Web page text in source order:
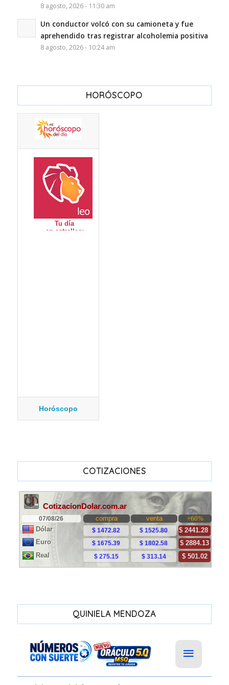
8 agosto, 2026 - 11:30 am
Un conductor volcó con su camioneta y fue
aprehendido tras registrar alcoholemia positiva
8 agosto, 2026 - 10:24 am
HORÓSCOPO
Horóscopo
COTIZACIONES
QUINIELA MENDOZA